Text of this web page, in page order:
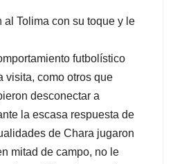
al Tolima con su toque y le
futbolístico
visita, como otros que
desconectar a
la escasa respuesta de
de Chara jugaron
mitad de campo, no le